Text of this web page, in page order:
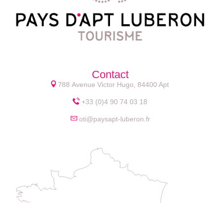
Contact
788 Avenue Victor Hugo, 84400 Apt
+33 (0)4 90 74 03 18
oti@paysapt-luberon.fr